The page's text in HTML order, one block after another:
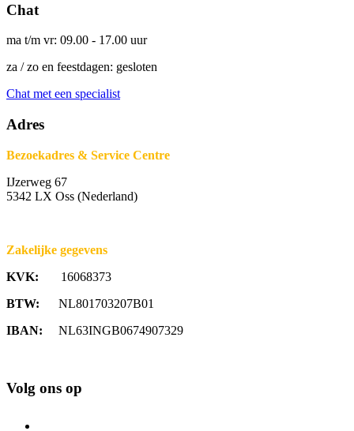
Chat
ma t/m vr: 09.00 - 17.00 uur
za / zo en feestdagen: gesloten
Chat met een specialist
Adres
Bezoekadres & Service Centre
IJzerweg 67
5342 LX Oss (Nederland)
Zakelijke gegevens
KVK: 16068373
BTW: NL801703207B01
IBAN: NL63INGB0674907329
Volg ons op